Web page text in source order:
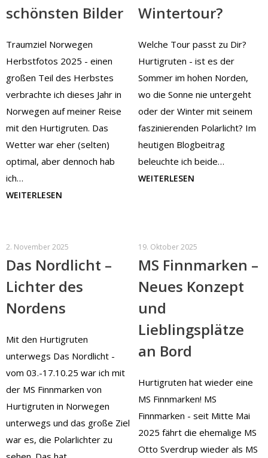
schönsten Bilder
Traumziel Norwegen
Herbstfotos 2025 - einen
großen Teil des Herbstes
verbrachte ich dieses Jahr in
Norwegen auf meiner Reise
mit den Hurtigruten. Das
Wetter war eher (selten)
optimal, aber dennoch hab
ich…
WEITERLESEN
Wintertour?
Welche Tour passt zu Dir?
Hurtigruten - ist es der
Sommer im hohen Norden,
wo die Sonne nie untergeht
oder der Winter mit seinem
faszinierenden Polarlicht? Im
heutigen Blogbeitrag
beleuchte ich beide…
WEITERLESEN
2. November 2025
Das Nordlicht –
Lichter des
Nordens
Mit den Hurtigruten
unterwegs Das Nordlicht -
vom 03.-17.10.25 war ich mit
der MS Finnmarken von
Hurtigruten in Norwegen
unterwegs und das große Ziel
war es, die Polarlichter zu
19. Oktober 2025
MS Finnmarken –
Neues Konzept
und
Lieblingsplätze
an Bord
Hurtigruten hat wieder eine
MS Finnmarken! MS
Finnmarken - seit Mitte Mai
2025 fährt die ehemalige MS
Otto Sverdrup wieder als MS